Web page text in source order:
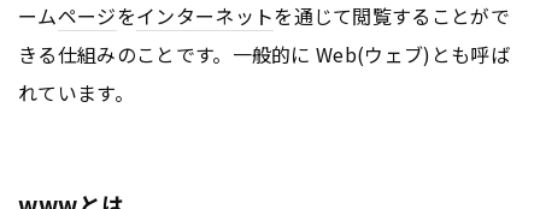
ームページをインターネットを通じて閲覧することがで
きる仕組みのことです。一般的に Web(ウェブ)とも呼ば
れています。